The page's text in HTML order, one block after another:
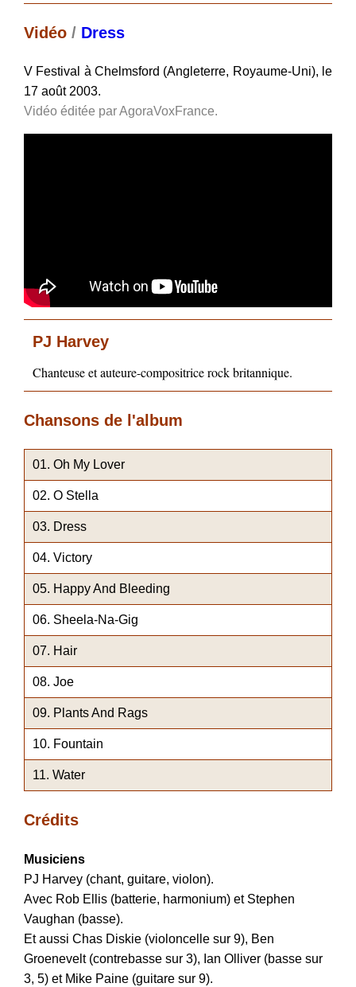
Vidéo / Dress
V Festival à Chelmsford (Angleterre, Royaume-Uni), le
17 août 2003.
Vidéo éditée par AgoraVoxFrance.
PJ Harvey
Chanteuse et auteure-compositrice rock britannique.
Chansons de l'album
Oh My Lover
O Stella
Dress
Victory
Happy And Bleeding
Sheela-Na-Gig
Hair
Joe
Plants And Rags
Fountain
Water
Crédits
Musiciens
PJ Harvey (chant, guitare, violon).
Avec Rob Ellis (batterie, harmonium) et Stephen
Vaughan (basse).
Et aussi Chas Diskie (violoncelle sur 9), Ben
Groenevelt (contrebasse sur 3), Ian Olliver (basse sur
3, 5) et Mike Paine (guitare sur 9).